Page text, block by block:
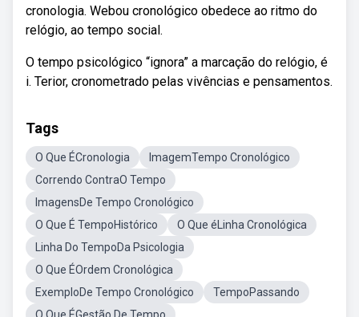
cronologia. Webou cronológico obedece ao ritmo do
relógio, ao tempo social.
O tempo psicológico “ignora” a marcação do relógio, é
i. Terior, cronometrado pelas vivências e pensamentos.
Tags
O Que ÉCronologia
ImagemTempo Cronológico
Correndo ContraO Tempo
ImagensDe Tempo Cronológico
O Que É TempoHistórico
O Que éLinha Cronológica
Linha Do TempoDa Psicologia
O Que ÉOrdem Cronológica
ExemploDe Tempo Cronológico
TempoPassando